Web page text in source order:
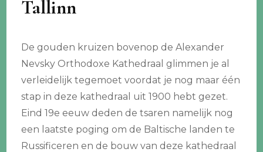
Tallinn
De gouden kruizen bovenop de Alexander
Nevsky Orthodoxe Kathedraal glimmen je al
verleidelijk tegemoet voordat je nog maar één
stap in deze kathedraal uit 1900 hebt gezet.
Eind 19e eeuw deden de tsaren namelijk nog
een laatste poging om de Baltische landen te
Russificeren en de bouw van deze kathedraal